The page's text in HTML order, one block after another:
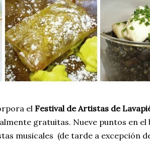
el Festival de Artistas de
gratuitas. Nueve puntos en el
musicales (de tarde a excepción